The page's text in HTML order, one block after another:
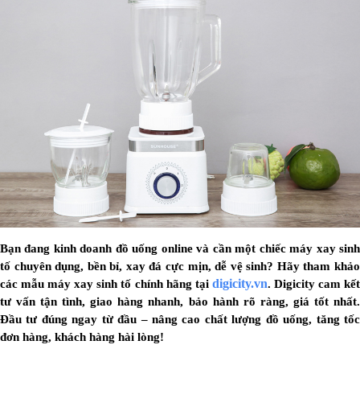
Bạn đang kinh doanh đồ uống online và cần một chiếc máy xay sinh
tố chuyên dụng, bền bỉ, xay đá cực mịn, dễ vệ sinh? Hãy tham khảo
các mẫu máy xay sinh tố chính hãng tại digicity.vn. Digicity cam kết
tư vấn tận tình, giao hàng nhanh, bảo hành rõ ràng, giá tốt nhất.
Đầu tư đúng ngay từ đầu – nâng cao chất lượng đồ uống, tăng tốc
đơn hàng, khách hàng hài lòng!